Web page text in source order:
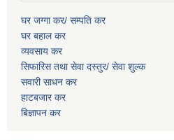
घर जग्गा कर/ सम्पति कर
घर बहाल कर
व्यवसाय कर
सिफारिस तथा सेवा दस्तुर/ सेवा शुल्क
सवारी साधन कर
हाटबजार कर
बिज्ञापन कर